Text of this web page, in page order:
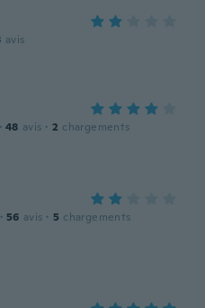
avis
· 48 avis · 2 chargements
· 56 avis · 5 chargements